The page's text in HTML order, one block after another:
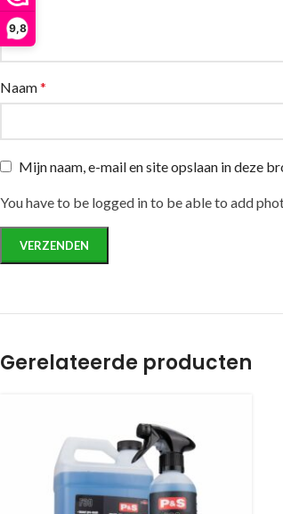
9,8
Naam*
Mijn naam, e-mail en site opslaan in deze
You have to be logged in to be able to add
Gerelateerde producten